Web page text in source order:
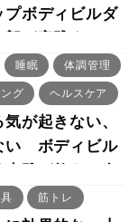
ボディビルダ
が実践する
睡眠 体調管理
グ ヘルスケア
が起きない、
い ボディビル
雅が教える食
の整え方
筋トレ